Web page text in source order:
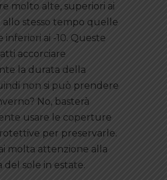
molto alte, superiori ai
allo stesso tempo quelle
inferiori ai -10. Queste
accorciare
la durata della
non si può prendere
No, basterà
usare le coperture
per preservarle.
molta attenzione alla
del sole in estate.